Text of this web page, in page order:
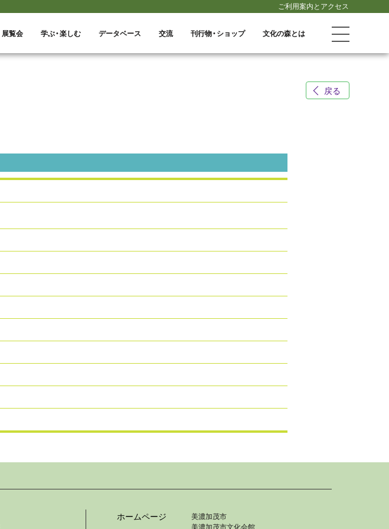
ご利用案内とアクセス
展覧会 学ぶ・楽しむ データベース 交流 刊行物・ショップ 文化の森とは
戻る
ホームページ
美濃加茂市
美濃加茂市文化会館